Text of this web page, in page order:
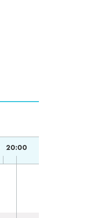
20:00